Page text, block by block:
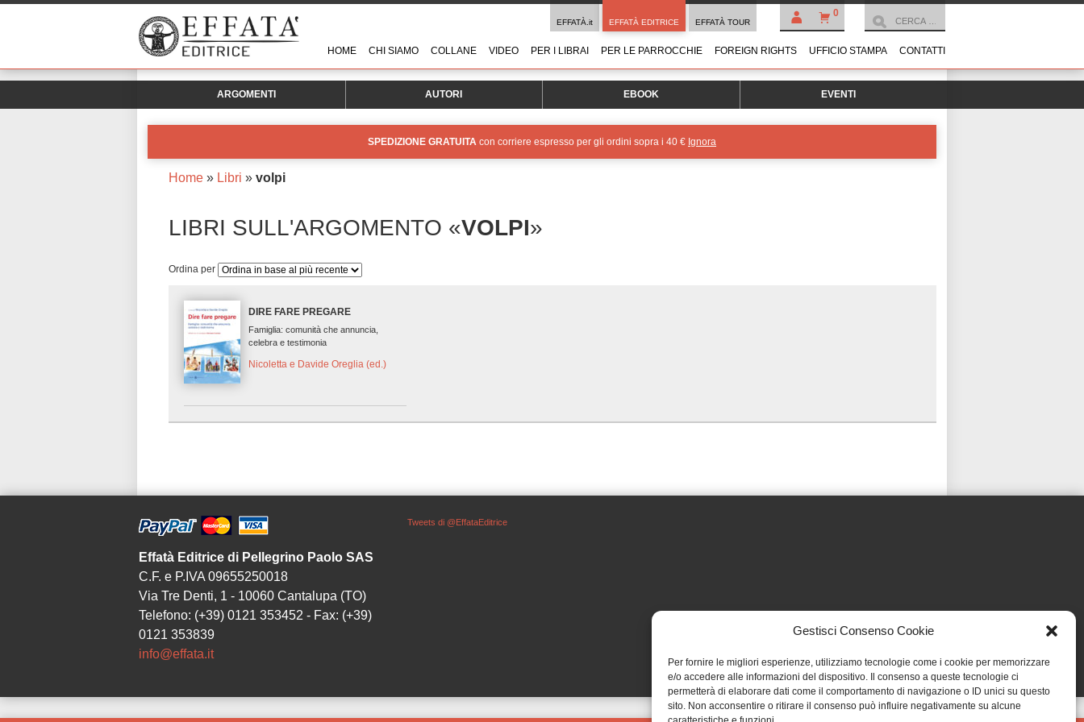
Gestisci Consenso Cookie
Per fornire le migliori esperienze, utilizziamo tecnologie come i cookie per memorizzare
e/o accedere alle informazioni del dispositivo. Il consenso a queste tecnologie ci
permetterà di elaborare dati come il comportamento di navigazione o ID unici su questo
sito. Non acconsentire o ritirare il consenso può influire negativamente su alcune
0
EFFATÀ.it EFFATÀ EDITRICE EFFATÀ TOUR
HOME CHI SIAMO COLLANE VIDEO PER I LIBRAI PER LE PARROCCHIE FOREIGN RIGHTS UFFICIO STAMPA CONTATTI
ARGOMENTI AUTORI EBOOK EVENTI
SPEDIZIONE GRATUITA con corriere espresso per gli ordini sopra i 40 € Ignora
Home » Libri » volpi
LIBRI SULL'ARGOMENTO «VOLPI»
Ordina per
DIRE FARE PREGARE
Famiglia: comunità che annuncia,
celebra e testimonia
Nicoletta e Davide Oreglia (ed.)
Effatà Editrice di Pellegrino Paolo SAS
C.F. e P.IVA 09655250018
Via Tre Denti, 1 - 10060 Cantalupa (TO)
Telefono: (+39) 0121 353452 - Fax: (+39)
0121 353839
info@effata.it
Tweets di @EffataEditrice